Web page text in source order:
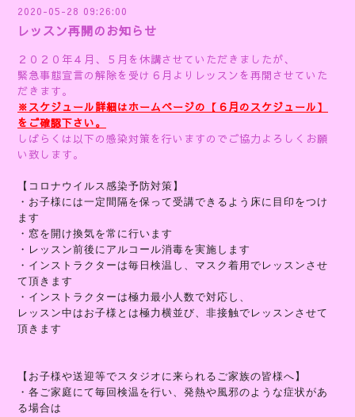
2020-05-28 09:26:00
レッスン再開のお知らせ
２０２０年４月、５月を休講させていただきましたが、
緊急事態宣言の解除を受け６月よりレッスンを再開させていた
だきます。
※スケジュール詳細はホームページの【６月のスケジュール】
をご確認下さい。
しばらくは以下の感染対策を行いますのでご協力よろしくお願
い致します。
【コロナウイルス感染予防対策】
・お子様には一定間隔を保って受講できるよう床に目印をつけ
ます
・窓を開け換気を常に行います
・レッスン前後にアルコール消毒を実施します
・インストラクターは毎日検温し、マスク着用でレッスンさせ
て頂きます
・インストラクターは極力最小人数で対応し、
レッスン中はお子様とは極力横並び、非接触でレッスンさせて
頂きます
【お子様や送迎等でスタジオに来られるご家族の皆様へ】
・各ご家庭にて毎回検温を行い、発熱や風邪のような症状があ
る場合は